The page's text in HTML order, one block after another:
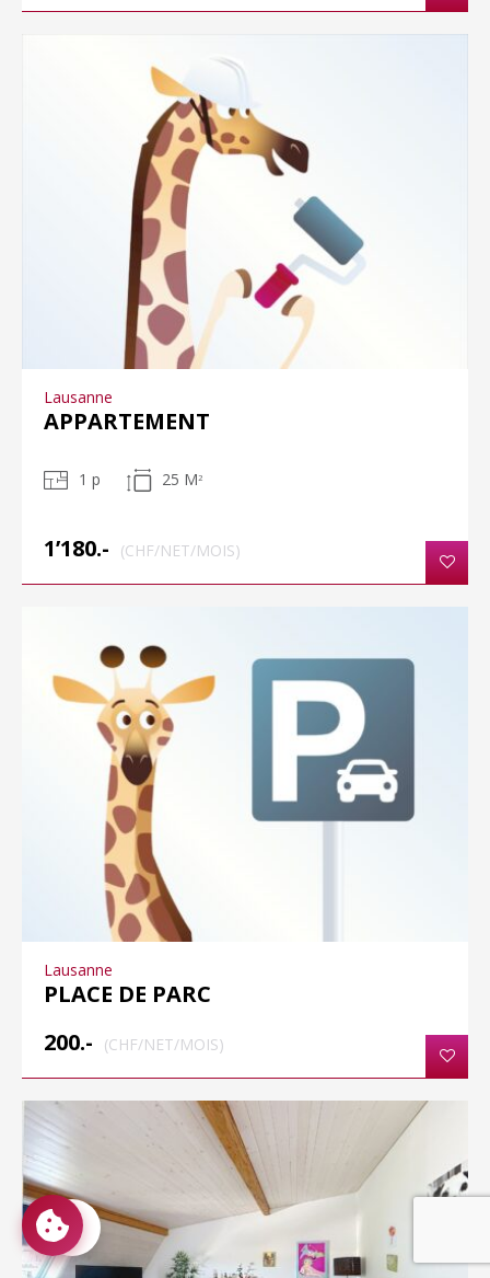
Lausanne
APPARTEMENT
1 p 25 M 2
1’180.- (CHF/NET/MOIS)
Lausanne
PLACE DE PARC
200.-
(CHF/NET/MOIS)